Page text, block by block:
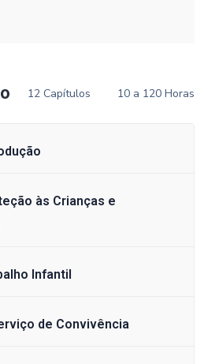
12 Capítulos 10 a 120 Horas
às Crianças e
Infantil
de Convivência